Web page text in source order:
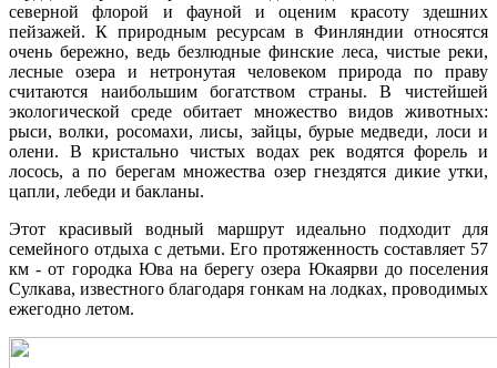
северной флорой и фауной и оценим красоту здешних
пейзажей. К природным ресурсам в Финляндии относятся
очень бережно, ведь безлюдные финские леса, чистые реки,
лесные озера и нетронутая человеком природа по праву
считаются наибольшим богатством страны. В чистейшей
экологической среде обитает множество видов животных:
рыси, волки, росомахи, лисы, зайцы, бурые медведи, лоси и
олени. В кристально чистых водах рек водятся форель и
лосось, а по берегам множества озер гнездятся дикие утки,
цапли, лебеди и бакланы.
Этот красивый водный маршрут идеально подходит для
семейного отдыха с детьми. Его протяженность составляет 57
км - от городка Юва на берегу озера Юкаярви до поселения
Сулкава, известного благодаря гонкам на лодках, проводимых
ежегодно летом.